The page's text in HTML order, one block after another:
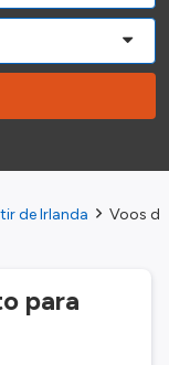
de Irlanda Voos
para